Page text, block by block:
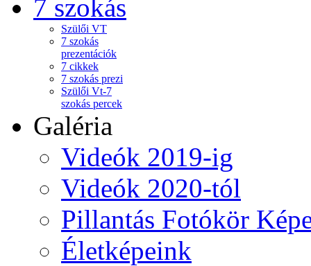
7 szokás
Szülői VT
7 szokás
prezentációk
7 cikkek
7 szokás prezi
Szülői Vt-7
szokás percek
Galéria
Videók 2019-ig
Videók 2020-tól
Pillantás Fotókör
Életképeink